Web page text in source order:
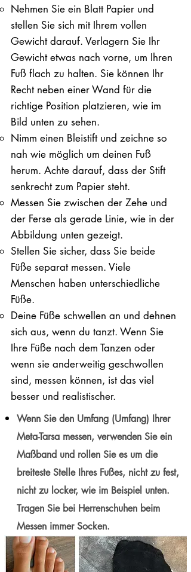
Nehmen Sie ein Blatt Papier und
stellen Sie sich mit Ihrem vollen
Gewicht darauf. ​Verlagern Sie Ihr
Gewicht etwas nach vorne, um Ihren
Fuß flach zu halten. Sie können Ihr
Recht neben einer Wand für die
richtige Position platzieren, wie im
Bild unten zu sehen.
Nimm einen Bleistift und zeichne so
nah wie möglich um deinen Fuß
herum. Achte darauf, dass der Stift
senkrecht zum Papier steht.
Messen Sie zwischen der Zehe und
der Ferse als gerade Linie, wie in der
Abbildung unten gezeigt.
Stellen Sie sicher, dass Sie beide
Füße separat messen. Viele
Menschen haben unterschiedliche
Füße.
Deine Füße schwellen an und dehnen
sich aus, wenn du tanzt. Wenn Sie
Ihre Füße nach dem Tanzen oder
wenn sie anderweitig geschwollen
sind, messen können, ist das viel
besser und realistischer.
Wenn Sie den Umfang (Umfang) Ihrer
Meta-Tarsa messen, verwenden Sie ein
Maßband und rollen Sie es um die
breiteste Stelle Ihres Fußes, nicht zu fest,
nicht zu locker, wie im Beispiel unten.
Tragen Sie bei Herrenschuhen beim
Messen immer Socken.